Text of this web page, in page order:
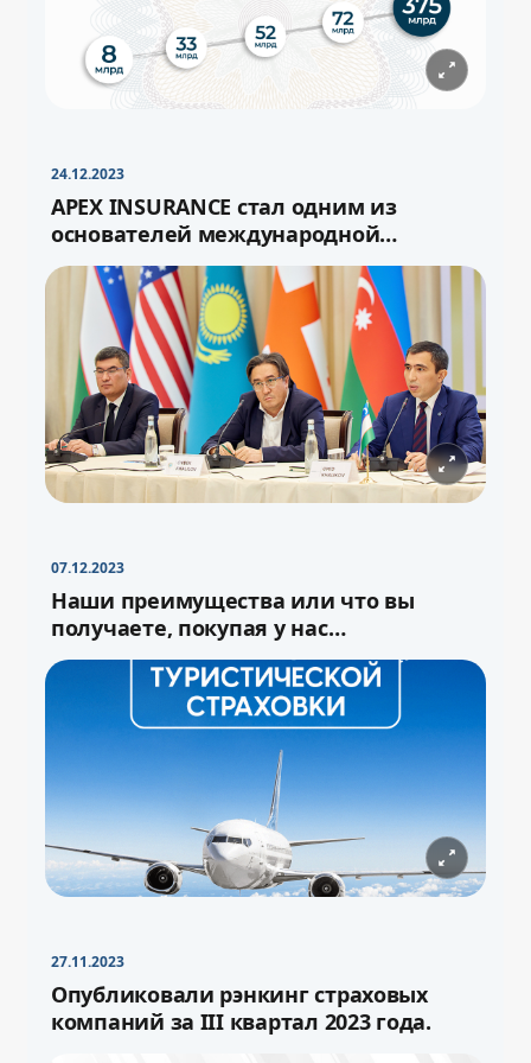
16pt + Свернуть
− 16pt + Свернуть
24.12.2023
APEX INSURANCE стал одним из
основателей международной
перестраховочной ёмкости «Turan»
07.12.2023
Наши преимущества или что вы
получаете, покупая у нас
туристическую страховку
− 16pt
27.11.2023
Опубликовали рэнкинг страховых
компаний за III квартал 2023 года.